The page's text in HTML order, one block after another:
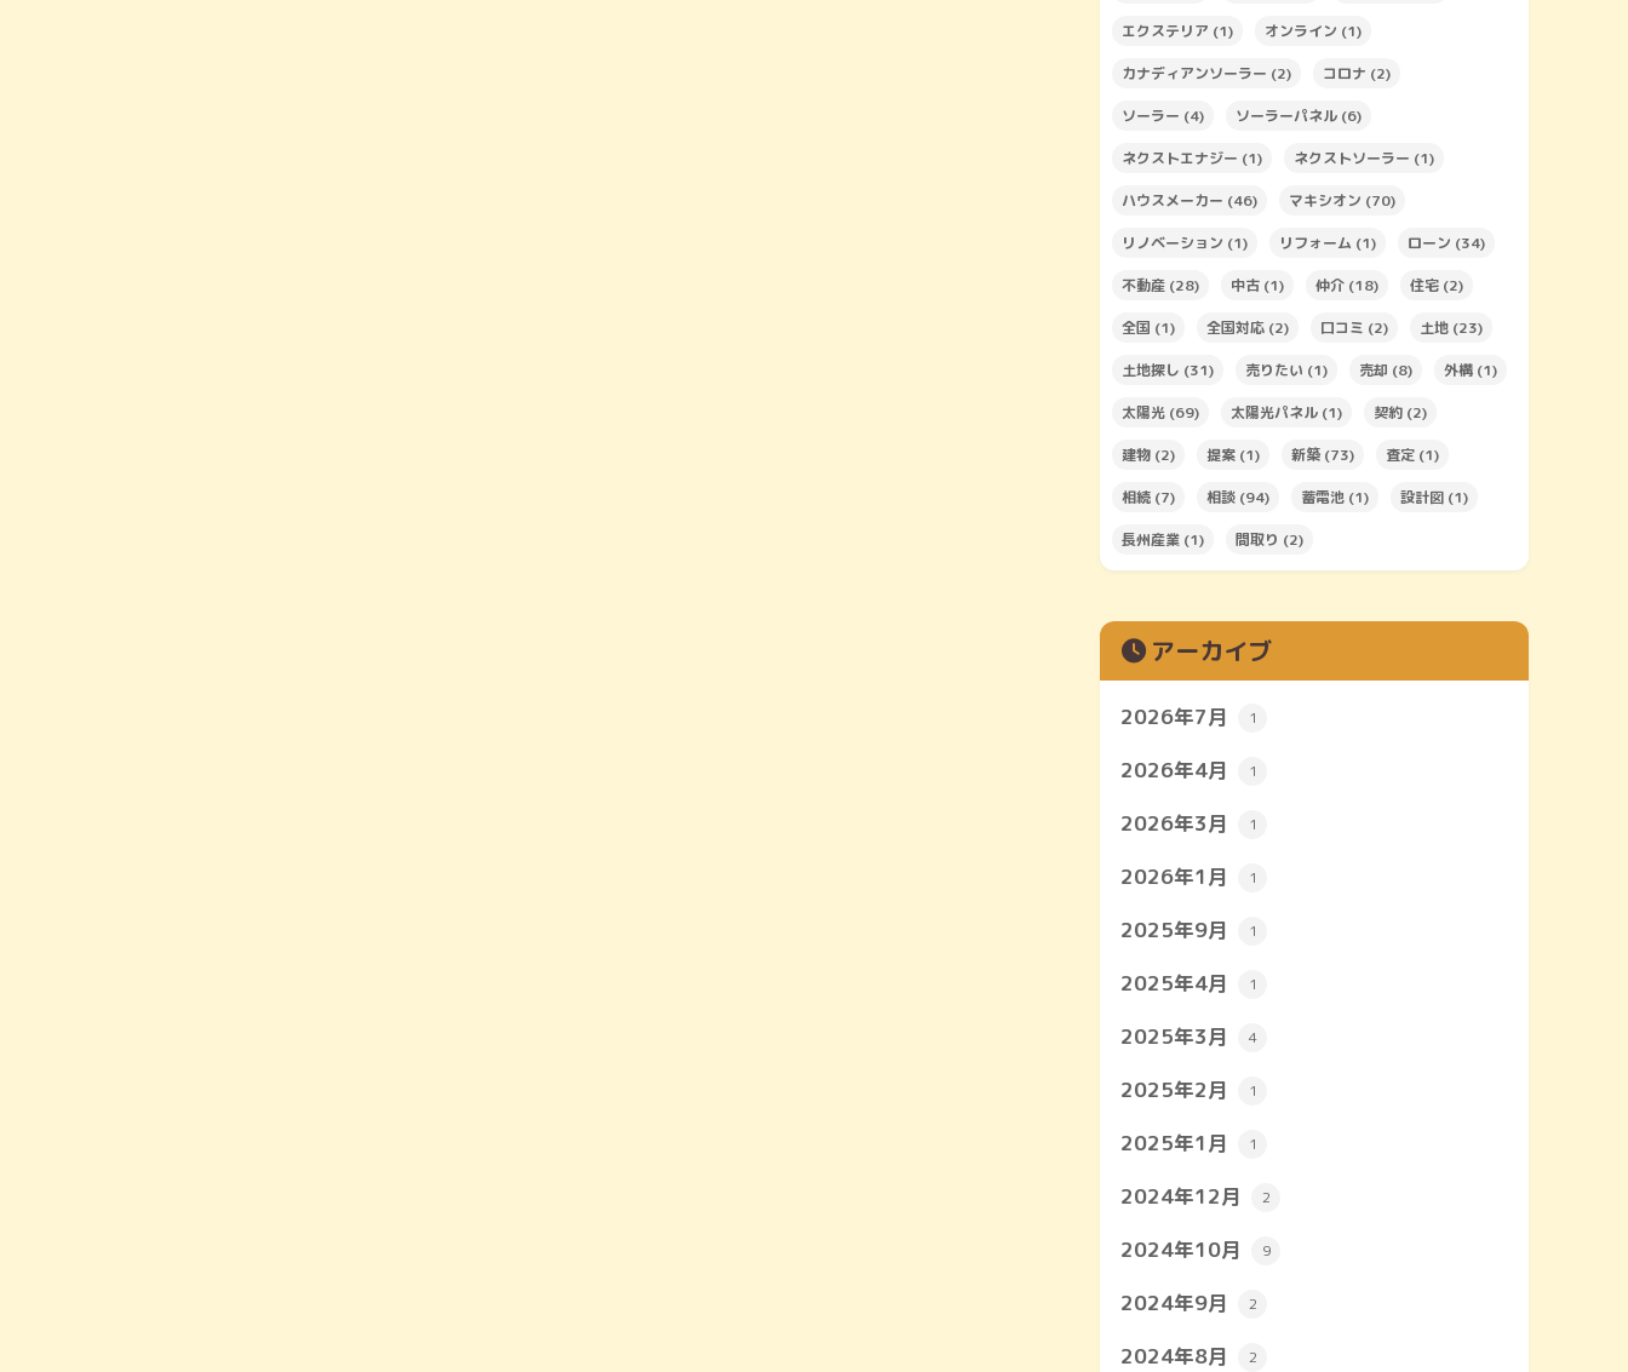
エクステリア (1) オンライン (1)
カナディアンソーラー (2) コロナ (2)
ソーラー (4) ソーラーパネル (6)
ネクストエナジー (1) ネクストソーラー (1)
ハウスメーカー (46) マキシオン (70)
リノベーション (1) リフォーム (1) ローン (34)
不動産 (28) 中古 (1) 仲介 (18) 住宅 (2)
全国 (1) 全国対応 (2) 口コミ (2) 土地 (23)
土地探し (31) 売りたい (1) 売却 (8) 外構 (1)
太陽光 (69) 太陽光パネル (1) 契約 (2)
建物 (2) 提案 (1) 新築 (73) 査定 (1)
相続 (7) 相談 (94) 蓄電池 (1) 設計図 (1)
長州産業 (1) 間取り (2)
アーカイブ
2026年7月 1
2026年4月 1
2026年3月 1
2026年1月 1
2025年9月 1
2025年4月 1
2025年3月 4
2025年2月 1
2025年1月 1
2024年12月 2
2024年10月 9
2024年9月 2
2024年8月 2